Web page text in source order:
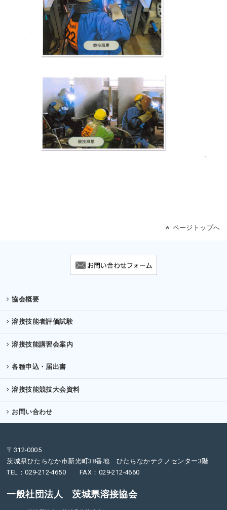
ページトップへ
協会概要
溶接技能者評価試験
溶接技能講習会案内
各種申込・届出書
溶接技能競技大会資料
お問い合わせ
〒312-0005
茨城県ひたちなか市新光町38番地 ひたちなかテクノセンター3階
TEL：029-212-4650 FAX：029-212-4660
一般社団法人 茨城県溶接協会